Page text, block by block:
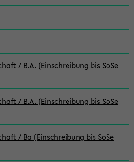
/ B.A. (Einschreibung bis SoSe
/ B.A. (Einschreibung bis SoSe
/ Ba (Einschreibung bis SoSe